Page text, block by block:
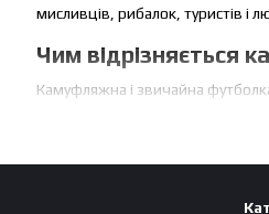
мисливців, рибалок, туристів і
Чим відрізняється
Камуфляжна і звичайна
Друга відмінність - це